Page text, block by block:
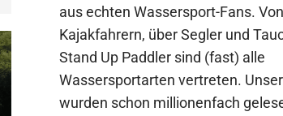
aus echten Wassersport-Fans. Von
Kajakfahrern, über Segler und
Stand Up Paddler sind (fast) alle
Wassersportarten vertreten.
wurden schon millionenfach